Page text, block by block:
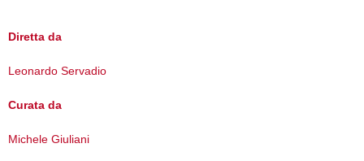
Diretta da
Leonardo Servadio
Curata da
Michele Giuliani